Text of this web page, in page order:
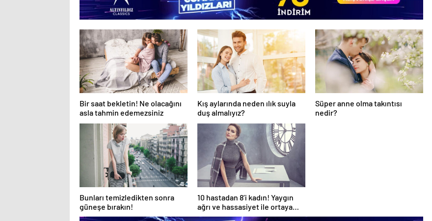
Bir saat bekletin! Ne olacağını
asla tahmin edemezsiniz
Kış aylarında neden ılık suyla
duş almalıyız?
Süper anne olma takıntısı
nedir?
Bunları temizledikten sonra
güneşe bırakın!
10 hastadan 8’i kadın! Yaygın
ağrı ve hassasiyet ile ortaya
çıkıyor